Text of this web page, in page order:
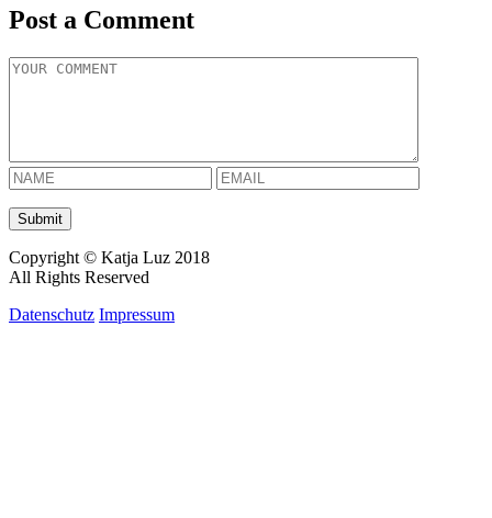
Post a Comment
Copyright © Katja Luz 2018
All Rights Reserved
Datenschutz Impressum